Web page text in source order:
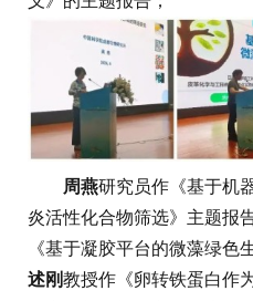
周燕研究员作《基于机
炎活性化合物筛选》主题报
《基于凝胶平台的微藻绿色
述刚教授作《卵转铁蛋白作